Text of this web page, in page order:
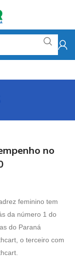
no
feminino tem
da número 1 do
do Paraná
o terceiro com